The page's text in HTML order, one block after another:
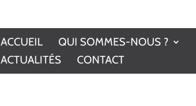
ACCUEIL QUI SOMMES-NOUS ?
ACTUALITÉS
CONTACT